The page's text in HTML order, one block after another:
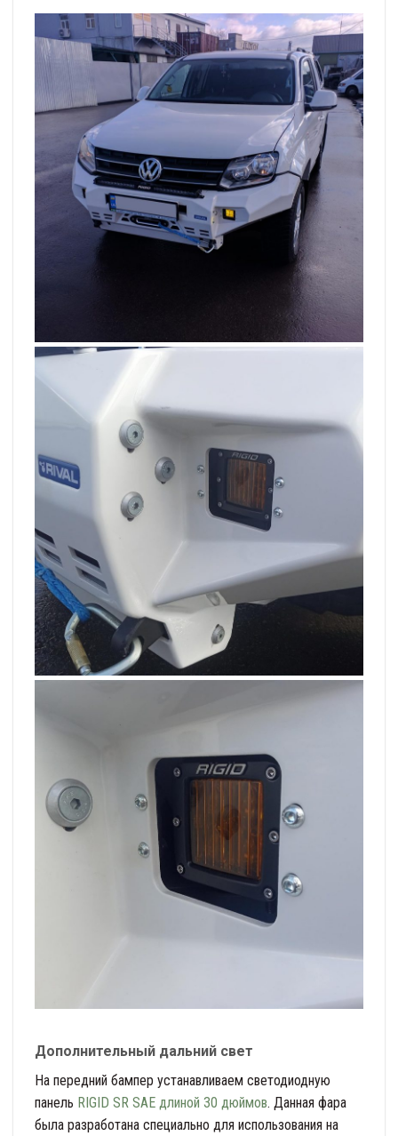
Дополнительный дальний свет
На передний бампер устанавливаем светодиодную
панель RIGID SR SAE длиной 30 дюймов. Данная фара
была разработана специально для использования на